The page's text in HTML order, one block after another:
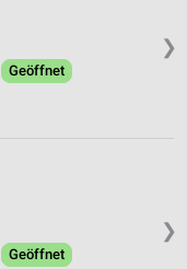
❯
Geöffnet
❯
Geöffnet